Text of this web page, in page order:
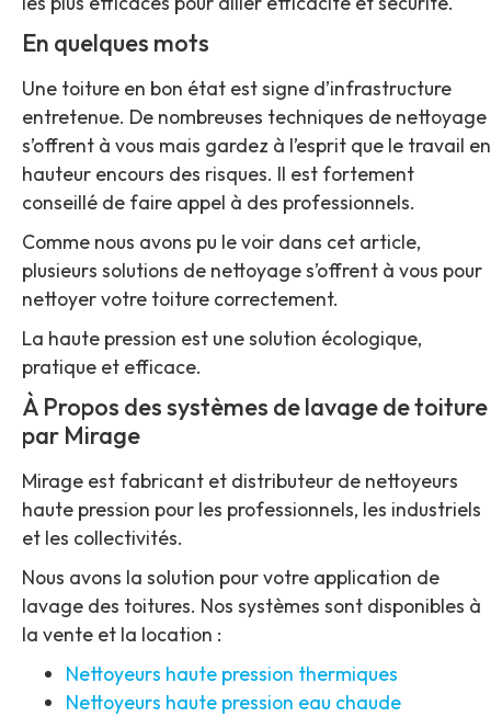
En quelques mots
Une toiture en bon état est signe d’infrastructure
entretenue. De nombreuses techniques de nettoyage
s’offrent à vous mais gardez à l’esprit que le travail en
hauteur encours des risques. Il est fortement
conseillé de faire appel à des professionnels.
Comme nous avons pu le voir dans cet article,
plusieurs solutions de nettoyage s’offrent à vous pour
nettoyer votre toiture correctement.
La haute pression est une solution écologique,
pratique et efficace.
À Propos des systèmes de lavage de toiture
par Mirage
Mirage est fabricant et distributeur de nettoyeurs
haute pression pour les professionnels, les industriels
et les collectivités.
Nous avons la solution pour votre application de
lavage des toitures. Nos systèmes sont disponibles à
la vente et la location :
Nettoyeurs haute pression thermiques
Nettoyeurs haute pression eau chaude